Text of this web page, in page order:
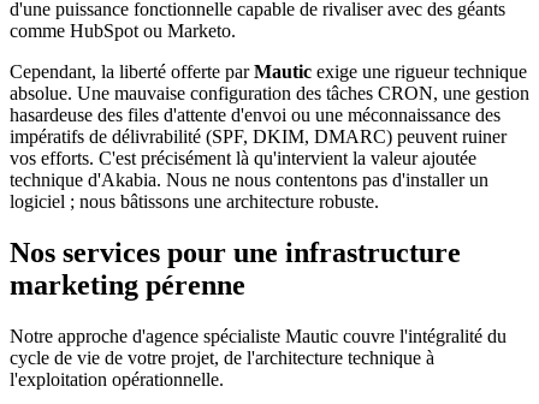
d'une puissance fonctionnelle capable de rivaliser avec des géants
comme HubSpot ou Marketo.
Cependant, la liberté offerte parMautic exige une rigueur technique
absolue. Une mauvaise configuration des tâches CRON, une gestion
hasardeuse des files d'attente d'envoi ou une méconnaissance des
impératifs de délivrabilité (SPF, DKIM, DMARC) peuvent ruiner
vos efforts. C'est précisément là qu'intervient la valeur ajoutée
technique d'Akabia. Nous ne nous contentons pas d'installer un
logiciel ; nous bâtissons une architecture robuste.
Nos services pour une infrastructure
marketing pérenne
Notre approche d'agence spécialiste Mautic couvre l'intégralité du
cycle de vie de votre projet, de l'architecture technique à
l'exploitation opérationnelle.